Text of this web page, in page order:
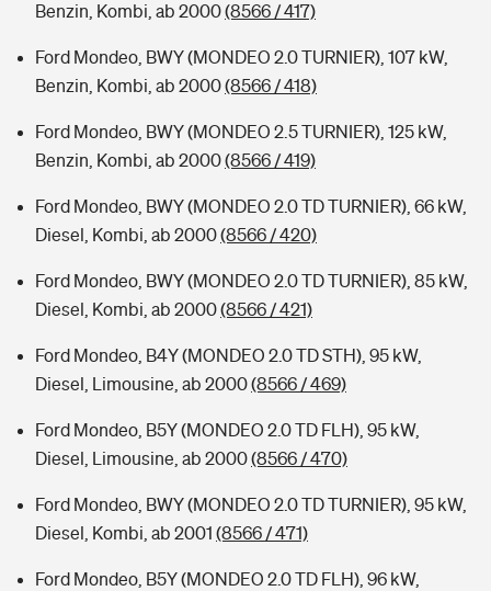
Benzin, Kombi, ab 2000(8566 / 417)
Ford Mondeo, BWY (MONDEO 2.0 TURNIER), 107 kW,
Benzin, Kombi, ab 2000(8566 / 418)
Ford Mondeo, BWY (MONDEO 2.5 TURNIER), 125 kW,
Benzin, Kombi, ab 2000(8566 / 419)
Ford Mondeo, BWY (MONDEO 2.0 TD TURNIER), 66 kW,
Diesel, Kombi, ab 2000(8566 / 420)
Ford Mondeo, BWY (MONDEO 2.0 TD TURNIER), 85 kW,
Diesel, Kombi, ab 2000(8566 / 421)
Ford Mondeo, B4Y (MONDEO 2.0 TD STH), 95 kW,
Diesel, Limousine, ab 2000(8566 / 469)
Ford Mondeo, B5Y (MONDEO 2.0 TD FLH), 95 kW,
Diesel, Limousine, ab 2000(8566 / 470)
Ford Mondeo, BWY (MONDEO 2.0 TD TURNIER), 95 kW,
Diesel, Kombi, ab 2001 (8566 / 471)
Ford Mondeo, B5Y (MONDEO 2.0 TD FLH), 96 kW,